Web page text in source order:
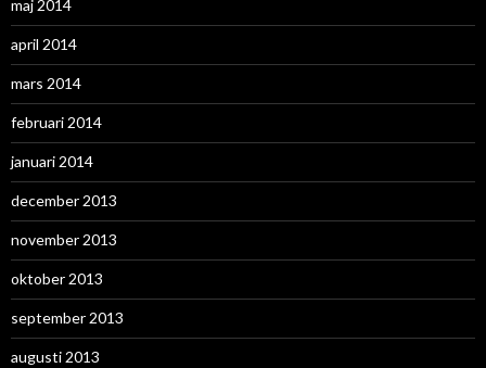
maj 2014
april 2014
mars 2014
februari 2014
januari 2014
december 2013
november 2013
oktober 2013
september 2013
augusti 2013